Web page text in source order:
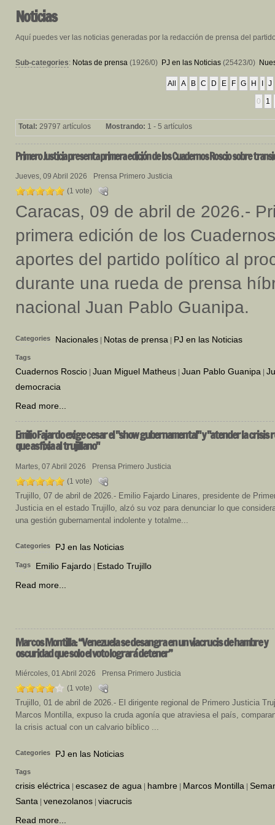
Noticias
Aquí puedes ver las noticias generadas por la redacción de prensa del
Sub-categories: Notas de prensa (1926/0) PJ en las Noticias (25423/0)
All A B C D E F G H J
0 1
Total: 29797 artículos Mostrando: 1 - 5 artículos
PrimeroJusticia presenta primera edición de los Cuadernos Roscio sobre
Jueves, 09 Abril 2026
Prensa Primero Justicia
(1 vote)
Caracas, 09 de abril de 2026.-
primera edición de los
aportes del partido político al
durante una rueda de prensa
nacional Juan Pablo Guanipa.
Categories Nacionales Notas de prensa PJ en las Noticias
Tags
Cuadernos Roscio Juan Miguel Matheus Juan Pablo Guanipa
democracia
Read more...
EmilioFajardo exige cesar el "show gubernamental" y "atender la crisis
que asfixia al trujillano"
Martes, 07 Abril 2026
Prensa Primero Justicia
(1 vote)
Trujillo, 07 de abril de 2026.- Emilio Fajardo Linares, presidente de
Justicia en el estado Trujillo, alzó su voz para denunciar lo que
una gestión gubernamental indolente y totalme...
Categories PJ en las Noticias
Tags Emilio Fajardo | Estado Trujillo
Read more...
MarcosMontilla: “Venezuela se desangra en un viacrucis de hambre y
oscuridad que solo el voto logrará detener”
Miércoles, 01 Abril 2026
Prensa Primero Justicia
(1 vote)
Trujillo, 01 de abril de 2026.- El dirigente regional de Primero Justicia
Marcos Montilla, expuso la cruda agonía que atraviesa el país,
la crisis actual con un calvario bíblico ...
Categories PJ en las Noticias
Tags
crisis eléctrica escasez de agua hambre Marcos Montilla
Santa
venezolanos viacrucis
Read more...